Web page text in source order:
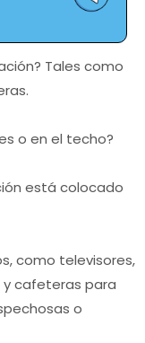
Tales como
o en el techo?
está colocado
como televisores,
y cafeteras para
o